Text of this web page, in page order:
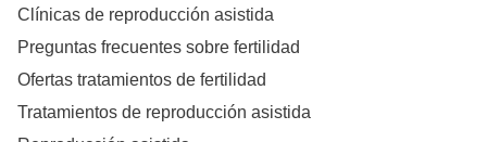
Clínicas de reproducción asistida
Preguntas frecuentes sobre fertilidad
Ofertas tratamientos de fertilidad
Tratamientos de reproducción asistida